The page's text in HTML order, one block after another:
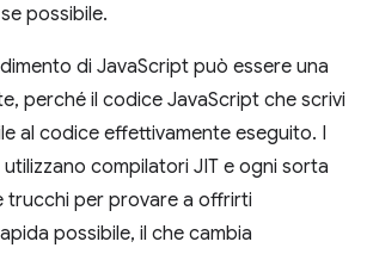
possibile.
di JavaScript può essere una
perché il codice JavaScript che scrivi
al codice effettivamente eseguito. I
compilatori JIT e ogni sorta
trucchi per provare a offrirti
possibile, il che cambia